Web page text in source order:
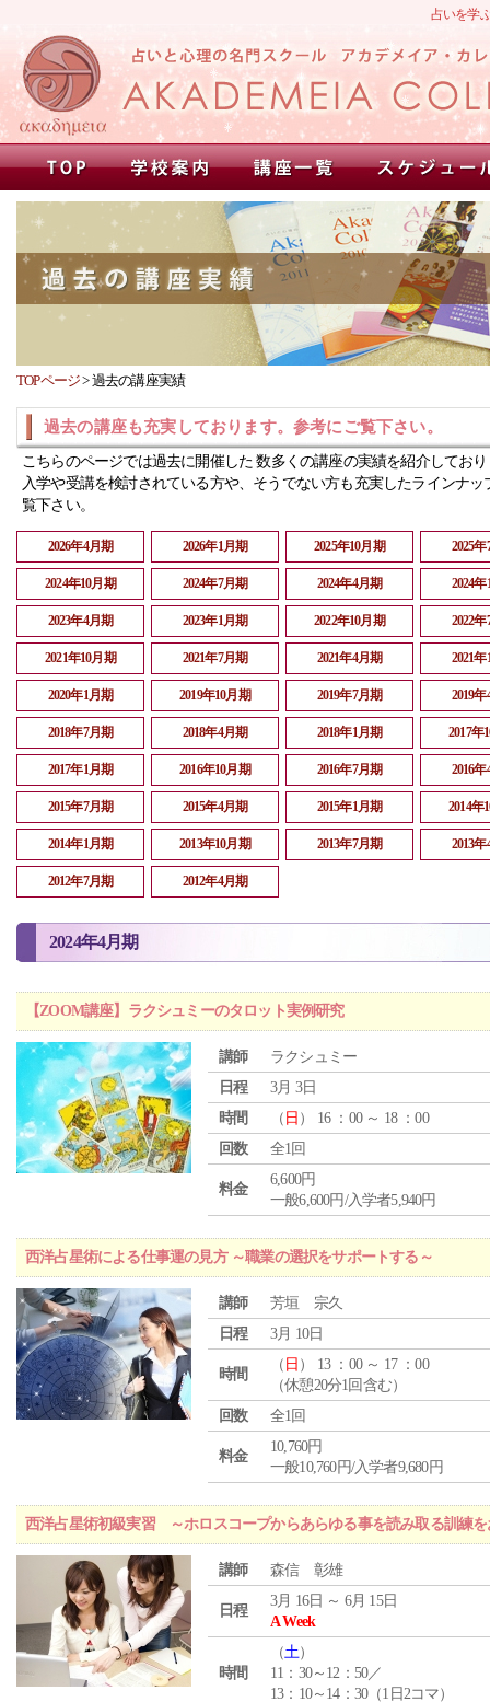
占いを学
TOPページ>過去の講座実績
過去の講座も充実しております。参考にご覧下さい。
こちらのページでは過去に開催した 数多くの講座の実績を紹介してお
入学や受講を検討されている方や、そうでない方も充実したラインナッ
覧下さい。
2026年4月期 2026年1月期 2025年10月期 2025
2024年10月期 2024年7月期 2024年4月期 2024
2023年4月期 2023年1月期 2022年10月期 2022
2021年10月期 2021年7月期 2021年4月期 2021
2020年1月期 2019年10月期 2019年7月期 2019
2018年7月期 2018年4月期 2018年1月期 2017年
2017年1月期 2016年10月期 2016年7月期 2016
2015年7月期 2015年4月期 2015年1月期 2014年
2014年1月期 2013年10月期 2013年7月期 2013
2012年7月期 2012年4月期
2024年4月期
【ZOOM講座】ラクシュミーのタロット実例研究
講師
ラクシュミー
日程
3月 3日
時間
（ 日 ） 16 ：00 ～ 18 ：00
回数
全1回
料金
6,600円
一般6,600円/入学者5,940円
西洋占星術による仕事運の見方 ～職業の選択をサポートする～
講師
芳垣 宗久
日程
3月 10日
時間
（ 日 ） 13 ：00 ～ 17 ：00
（休憩20分1回含む）
回数
全1回
料金
10,760円
一般10,760円/入学者9,680円
西洋占星術初級実習 ～ホロスコープからあらゆる事を読み取る訓練を
講師 森信 彰雄
日程
3月 16日 ～ 6月 15日
A Week
時間
（土）
11：30～12：50／
13：10～14：30（1日2コマ）